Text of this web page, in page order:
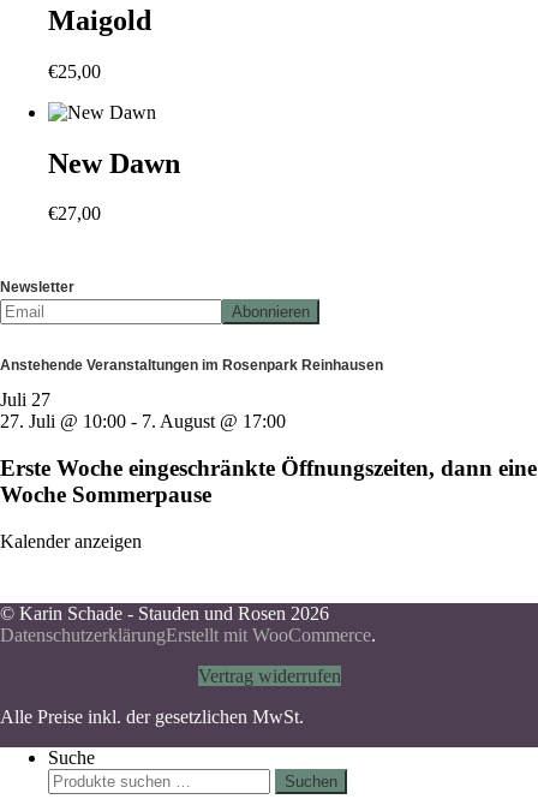
Maigold
€25,00
New Dawn
€27,00
Newsletter
Anstehende Veranstaltungen im Rosenpark Reinhausen
Juli 27
27. Juli @ 10:00 - 7. August @ 17:00
Erste Woche eingeschränkte Öffnungszeiten, dann eine
Woche Sommerpause
Kalender anzeigen
© Karin Schade - Stauden und Rosen 2026
DatenschutzerklärungErstellt mit WooCommerce.
Vertrag widerrufen
Alle Preise inkl. der gesetzlichen MwSt.
Suche
Suchen
nach:
Suchen